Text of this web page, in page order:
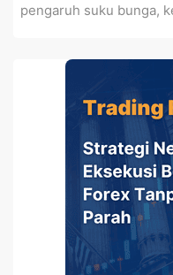
pengaruh suku bunga,